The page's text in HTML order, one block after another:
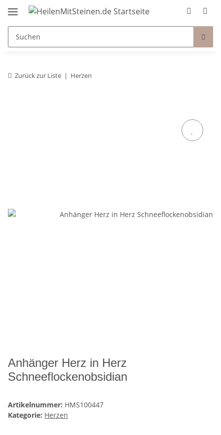
Zurück zur Liste Herzen
Anhänger Herz in Herz
Schneeflockenobsidian
Artikelnummer: HMS100447
Kategorie: Herzen